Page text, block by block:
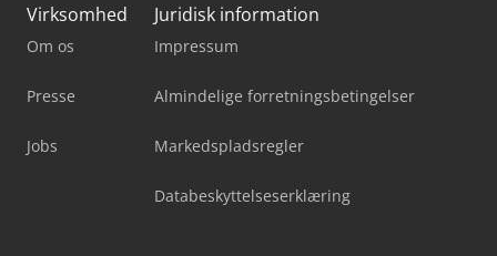
Virksomhed
Om os
Presse
Jobs
Juridisk information
Impressum
Almindelige forretningsbetingelser
Markedspladsregler
Databeskyttelseserklæring